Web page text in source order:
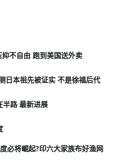
不自由 跑到美国送外卖
日本祖先被证实 不是徐福后代
半路 最新进展
必将崛起?印六大家族布好渔网